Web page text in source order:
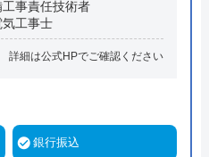
事責任技術者
工事士
詳細は公式HPでご確認ください
銀行振込